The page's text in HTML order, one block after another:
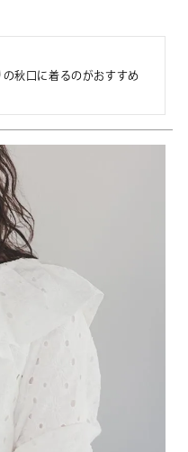
秋口に着るのがおすすめ